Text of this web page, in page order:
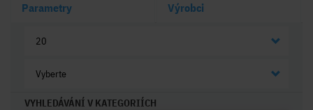
Parametry Výrobci
20
Vyberte
VYHLEDÁVÁNÍ V KATEGORIÍCH